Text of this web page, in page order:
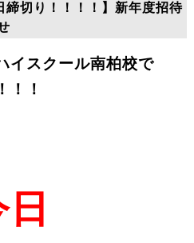
切り！！！！】新年度招待
イスクール南柏校で
！！